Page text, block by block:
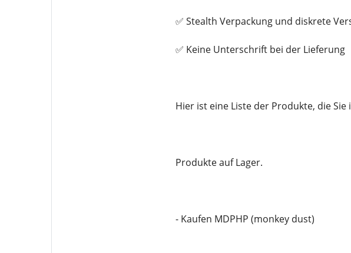
✅ Stealth Verpackung und diskrete
✅ Keine Unterschrift bei der Lieferung
Hier ist eine Liste der Produkte, die
Produkte auf Lager.
- Kaufen MDPHP (monkey dust)